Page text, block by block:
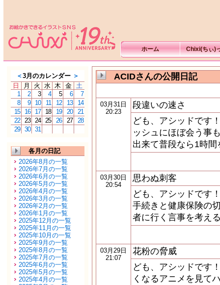
ホーム Chixi(ちぃ)
＜3月のカレンダー ＞
日
月 火 水 木 金 土
1
2 3 4 5 6
7
8
9 10 11 12 13
14
15
16 17 18 19 20
21
22 23 24 25 26 27
28
29 30 31
各月の日記
2026年8月の一覧
2026年7月の一覧
2026年6月の一覧
2026年5月の一覧
2026年4月の一覧
2026年3月の一覧
2026年2月の一覧
2026年1月の一覧
2025年12月の一覧
2025年11月の一覧
2025年10月の一覧
2025年9月の一覧
2025年8月の一覧
2025年7月の一覧
2025年6月の一覧
2025年5月の一覧
2025年4月の一覧
ACIDさんの公開日記
03月31日
20:23
段違いの速さ
ども、アシッドです
ッシュにほぼ会う事
出来て普段なら1時
03月30日
20:54
思わぬ刺客
ども、アシッドです
手続きと健康保険の
者に行く言事を考え
03月29日
21:07
花粉の脅威
ども、アシッドです
くなるアニメを見て